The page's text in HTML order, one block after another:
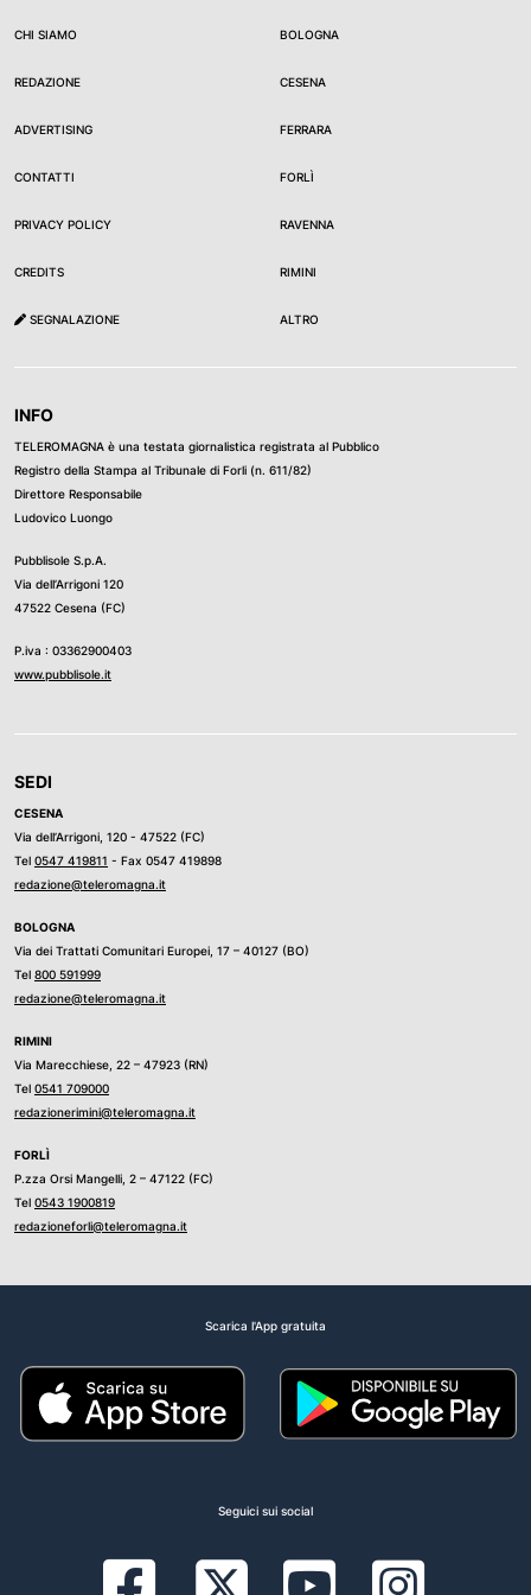
CHI SIAMO
REDAZIONE
ADVERTISING
CONTATTI
PRIVACY POLICY
CREDITS
SEGNALAZIONE
BOLOGNA
CESENA
FERRARA
FORLÌ
RAVENNA
RIMINI
ALTRO
INFO
TELEROMAGNA è una testata giornalistica registrata al Pubblico
Registro della Stampa al Tribunale di Forli (n. 611/82)
Direttore Responsabile
Ludovico Luongo
Pubblisole S.p.A.
Via dell’Arrigoni 120
47522 Cesena (FC)
P.iva : 03362900403
www.pubblisole.it
SEDI
CESENA
Via dell’Arrigoni, 120 - 47522 (FC)
Tel 0547 419811 - Fax 0547 419898
redazione@teleromagna.it
BOLOGNA
Via dei Trattati Comunitari Europei, 17 – 40127 (BO)
Tel 800 591999
redazione@teleromagna.it
RIMINI
Via Marecchiese, 22 – 47923 (RN)
Tel 0541 709000
redazionerimini@teleromagna.it
FORLÌ
P.zza Orsi Mangelli, 2 – 47122 (FC)
Tel 0543 1900819
redazioneforli@teleromagna.it
Scarica l'App gratuita
Seguici sui social